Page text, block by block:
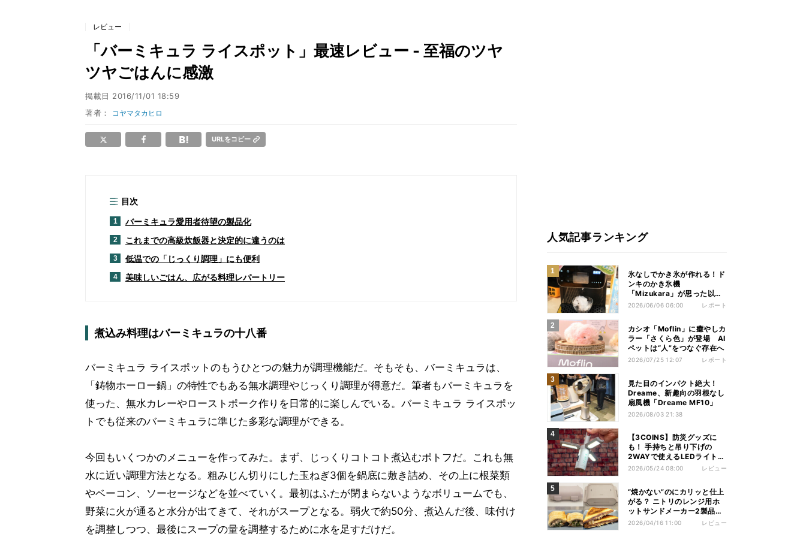
レビュー
「バーミキュラ ライスポット」最速レビュー - 至福のツヤ
ツヤごはんに感激
掲載日 2016/11/01 18:59
著者： コヤマタカヒロ
URLをコピー
目次
1 バーミキュラ愛用者待望の製品化
2 これまでの高級炊飯器と決定的に違うのは
3 低温での「じっくり調理」にも便利
4 美味しいごはん、広がる料理レパートリー
煮込み料理はバーミキュラの十八番
バーミキュラ ライスポットのもうひとつの魅力が調理機能だ。そもそも、バーミキュラは、
「鋳物ホーロー鍋」の特性でもある無水調理やじっくり調理が得意だ。筆者もバーミキュラを
使った、無水カレーやローストポーク作りを日常的に楽しんでいる。バーミキュラ ライスポッ
トでも従来のバーミキュラに準じた多彩な調理ができる。
今回もいくつかのメニューを作ってみた。まず、じっくりコトコト煮込むポトフだ。これも無
水に近い調理方法となる。粗みじん切りにした玉ねぎ3個を鍋底に敷き詰め、その上に根菜類
やベーコン、ソーセージなどを並べていく。最初はふたが閉まらないようなボリュームでも、
野菜に火が通ると水分が出てきて、それがスープとなる。弱火で約50分、煮込んだ後、味付け
を調整しつつ、最後にスープの量を調整するために水を足すだけだ。
人気記事ランキング
氷なしでかき氷が作れる！ド
ンキのかき氷機
「Mizukara」が思った以上
に全部やってくれた
2026/06/06 06:00 レポート
カシオ「Moflin」に癒やしカ
ラー「さくら色」が登場 AI
ペットは“人”をつなぐ存在へ
2026/07/25 12:07 レポート
見た目のインパクト絶大！
Dreame、新趣向の羽根なし
扇風機「Dreame MF10」
2026/08/03 21:38
【3COINS】防災グッズに
も！ 手持ちと吊り下げの
2WAYで使えるLEDライトが
いい感じ
2026/05/24 08:00 レビュー
“焼かない”のにカリッと仕上
がる？ ニトリのレンジ用ホ
ットサンドメーカー2製品を
使い比べてみた
2026/04/16 11:00 レビュー